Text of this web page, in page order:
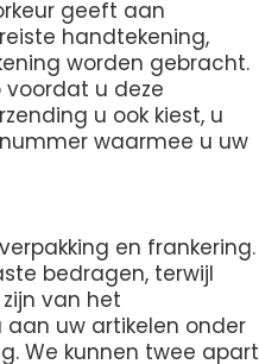
geeft aan
handtekening,
worden gebracht.
u deze
u ook kiest, u
waarmee u uw
en frankering.
bedragen, terwijl
van het
uw artikelen onder
We kunnen twee apart